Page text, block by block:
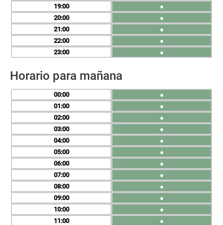
19
20
21
22
23
●
●
●
●
●
Horario para mañana
00
01
02
03
04
05
06
07
08
09
10
11
●
●
●
●
●
●
●
●
●
●
●
●